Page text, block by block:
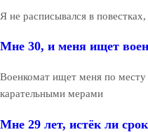
Я не расписывался в
Мне 30, и меня ищет
Военкомат ищет меня по месту
карательными мерами
Мне 29 лет, истёк ли